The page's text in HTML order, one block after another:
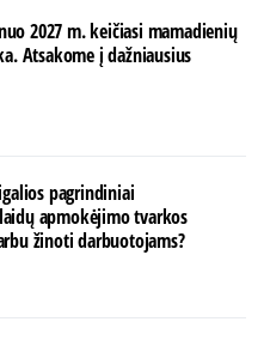
2027 m. keičiasi mamadienių
Atsakome į dažniausius
pagrindiniai
apmokėjimo tvarkos
žinoti darbuotojams?